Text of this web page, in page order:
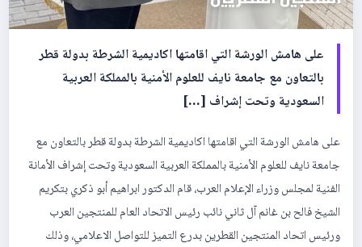
على هامش الورشة التي اقامتها اكاديمية الشرطة بدولة قطر
بالتعاون مع جامعة نايف للعلوم الأمنية بالمملكة العربية
السعودية وتحت إشراف […]
على هامش الورشة التي اقامتها اكاديمية الشرطة بدولة قطر بالتعاون مع
جامعة نايف للعلوم الأمنية بالمملكة العربية السعودية وتحت إشراف الأمانة
الفنية لمجلس وزراء الإعلام العرب، قام الدكتور ابراهيم أبو ذكري بتكريم
الشيخ فالح بن غانم آل ثاني نائب رئيس الاتحاد العام للمنتجين العرب
ورئيس اتحاد المنتجين القطرين بدرع التميز للتواصل الاعلامي، وذلك